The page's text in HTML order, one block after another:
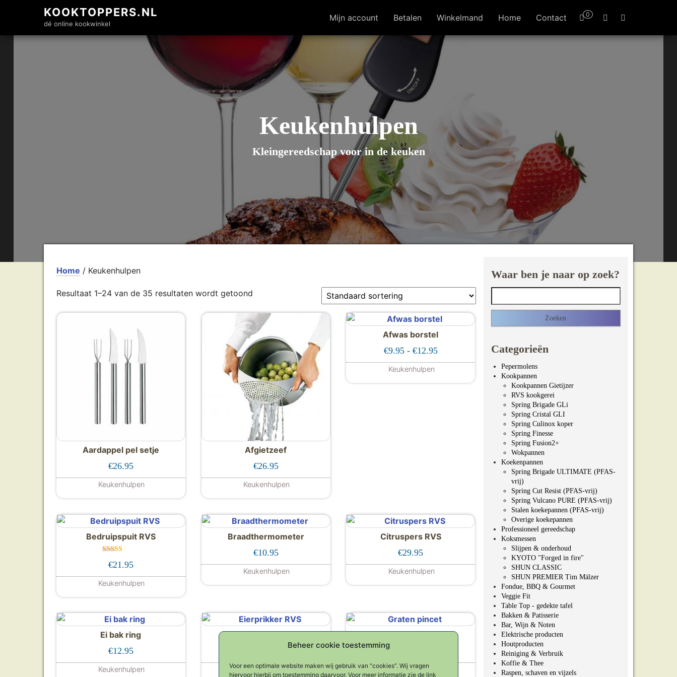
Beheer cookie toestemming
Voor een optimale website maken wij gebruik van “cookies”. Wij vragen
hiervoor hierbij om toestemming daarvoor. Voor meer informatie zie de link
KOOKTOPPERS.NL
dé online kookwinkel
0
Mijn account Betalen Winkelmand Home Contact
Keukenhulpen
Kleingereedschap voor in de keuken
Home / Keukenhulpen
Resultaat 1–24 van de 35 resultaten wordt getoond
Aardappel pel setje
€26.95
Keukenhulpen
Afgietzeef
€26.95
Keukenhulpen
Afwas borstel
€9.95 - €12.95Prijsklasse: €9.95 tot €12.95
Keukenhulpen
Dit product heeft meerdere variaties. Deze optie kan gekozen
Bedruipspuit RVS
d
uit 5
€21.95
Keukenhulpen
Braadthermometer
€10.95
Keukenhulpen
Citruspers RVS
€29.95
Keukenhulpen
Ei bak ring
€12.95
Keukenhulpen
Eierprikker RVS
Keukenhulpen
Graten pincet
Keukenhulpen
Waar ben je naar op zoek?
Categorieën
Pepermolens
Kookpannen
Kookpannen Gietijzer
RVS kookgerei
Spring Brigade GLi
Spring Cristal GLI
Spring Culinox koper
Spring Finesse
Spring Fusion2+
Wokpannen
Koekenpannen
Spring Brigade ULTIMATE (PFAS-
vrij)
Spring Cut Resist (PFAS-vrij)
Spring Vulcano PURE (PFAS-vrij)
Stalen koekepannen (PFAS-vrij)
Overige koekepannen
Professioneel gereedschap
Koksmessen
Slijpen & onderhoud
KYOTO "Forged in fire"
SHUN CLASSIC
SHUN PREMIER Tim Mälzer
Fondue, BBQ & Gourmet
Veggie Fit
Table Top - gedekte tafel
Bakken & Patisserie
Bar, Wijn & Noten
Elektrische producten
Houtproducten
Reiniging & Verbruik
Koffie & Thee
Raspen, schaven en vijzels